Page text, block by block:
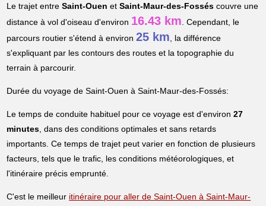
Le trajet entreSaint-Ouen etSaint-Maur-des-Fossés couvre une
distance à vol d'oiseau d'environ 16.43 km. Cependant, le
parcours routier s'étend à environ25 km, la différence
s'expliquant par les contours des routes et la topographie du
terrain à parcourir.
Durée du voyage de Saint-Ouen à Saint-Maur-des-Fossés:
Le temps de conduite habituel pour ce voyage est d'environ27
minutes, dans des conditions optimales et sans retards
importants. Ce temps de trajet peut varier en fonction de plusieurs
facteurs, tels que le trafic, les conditions météorologiques, et
l'itinéraire précis emprunté.
C'est le meilleur itinéraire pour aller de Saint-Ouen à Saint-Maur-